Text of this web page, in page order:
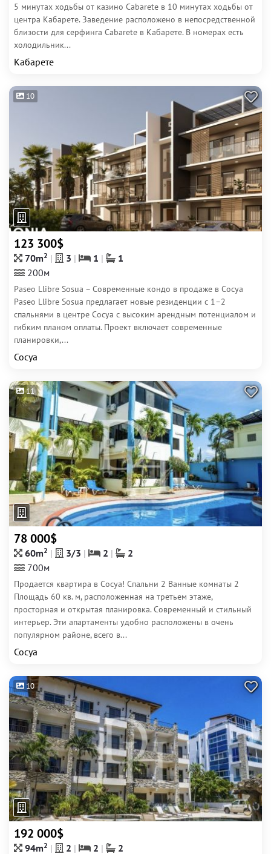
5 минутах ходьбы от казино Cabarete в 10 минутах ходьбы от
центра Кабарете. Заведение расположено в непосредственной
близости для серфинга Cabarete в Кабарете. В номерах есть
холодильник...
Кабарете
10
123 300$
70m2 3 1
1
200м
Paseo Llibre Sosua – Современные кондо в продаже в Сосуа
Paseo Llibre Sosua предлагает новые резиденции с 1–2
спальнями в центре Сосуа с высоким арендным потенциалом и
гибким планом оплаты. Проект включает современные
планировки,...
Сосуа
11
78 000$
60m2 3/3 2
2
700м
Продается квартира в Сосуа! Спальни 2 Ванные комнаты 2
Площадь 60 кв. м, расположенная на третьем этаже,
просторная и открытая планировка. Современный и стильный
интерьер. Эти апартаменты удобно расположены в очень
популярном районе, всего в...
Сосуа
10
192 000$
94m2 2 2 2